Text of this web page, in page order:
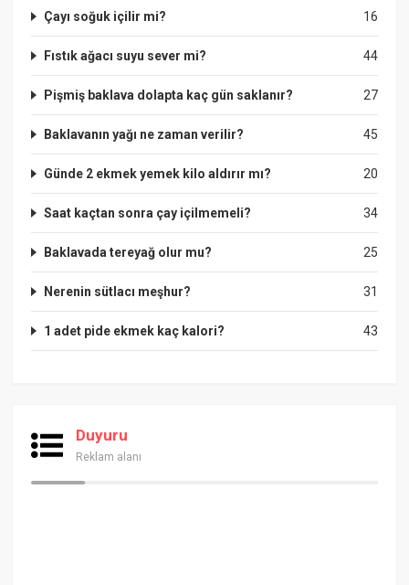
16
Çayı soğuk içilir mi?
44
Fıstık ağacı suyu sever mi?
27
Pişmiş baklava dolapta kaç gün saklanır?
45
Baklavanın yağı ne zaman verilir?
20
Günde 2 ekmek yemek kilo aldırır mı?
34
Saat kaçtan sonra çay içilmemeli?
25
Baklavada tereyağ olur mu?
31
Nerenin sütlacı meşhur?
43
1 adet pide ekmek kaç kalori?
Duyuru
Reklam alanı